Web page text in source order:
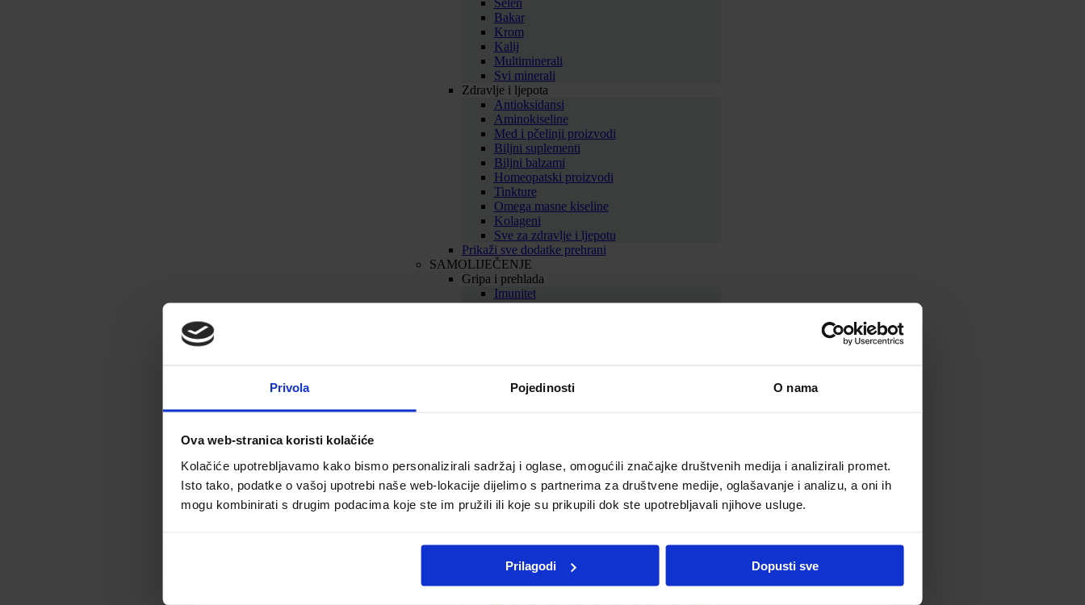
Privola Pojedinosti O nama
Ova web-stranica koristi kolačiće
Kolačiće upotrebljavamo kako bismo personalizirali sadržaj i oglase, omogućili značajke društvenih medija i analizirali promet.
Isto tako, podatke o vašoj upotrebi naše web-lokacije dijelimo s partnerima za društvene medije, oglašavanje i analizu, a oni ih
mogu kombinirati s drugim podacima koje ste im pružili ili koje su prikupili dok ste upotrebljavali njihove usluge.
Prilagodi Dopusti sve
Selen
Bakar
Krom
Kalij
Multiminerali
Svi minerali
Zdravlje i ljepota
Antioksidansi
Aminokiseline
Med i pčelinji proizvodi
Biljni suplementi
Biljni balzami
Homeopatski proizvodi
Tinkture
Omega masne kiseline
Kolageni
Sve za zdravlje i ljepotu
Prikaži sve dodatke prehrani
SAMOLIJEČENJE
Gripa i prehlada
Imunitet
Bolno grlo i kašalj
Srce
Cirkulacija
Probava
Želučane tegobe
Zatvor
Proljev
ORS
Sve za probavu